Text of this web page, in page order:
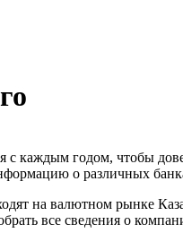
с каждым годом, чтобы
о различных
на валютном рынке
все сведения о